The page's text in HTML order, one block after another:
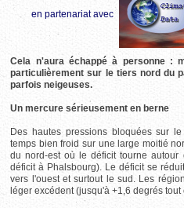
en partenariat avec
Cela n'aura échappé à personne :
particulièrement sur le tiers nord du
parfois neigeuses.
Un mercure sérieusement en berne
Des hautes pressions bloquées sur
temps bien froid sur une large moitié
du nord-est où le déficit tourne
déficit à Phalsbourg). Le déficit se
vers l'ouest et surtout le sud. Les
léger excédent (jusqu'à +1,6 degrés